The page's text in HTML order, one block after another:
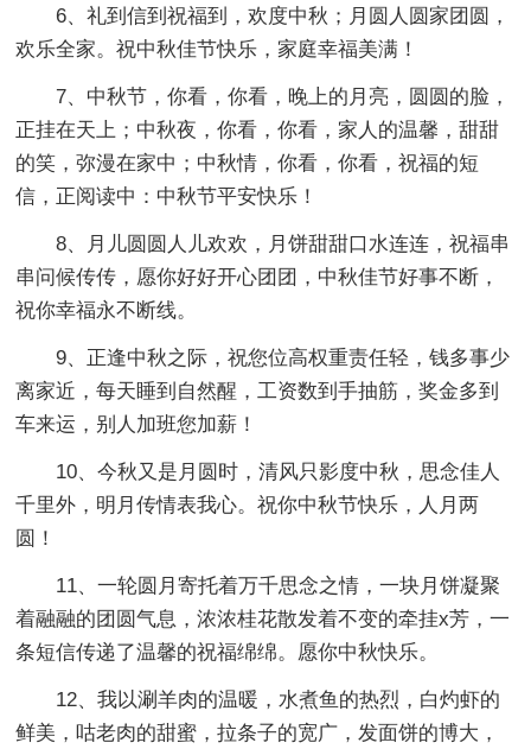
6、礼到信到祝福到，欢度中秋；月圆人圆家团圆，
欢乐全家。祝中秋佳节快乐，家庭幸福美满！
7、中秋节，你看，你看，晚上的月亮，圆圆的脸，
正挂在天上；中秋夜，你看，你看，家人的温馨，甜甜
的笑，弥漫在家中；中秋情，你看，你看，祝福的短
信，正阅读中：中秋节平安快乐！
8、月儿圆圆人儿欢欢，月饼甜甜口水连连，祝福串
串问候传传，愿你好好开心团团，中秋佳节好事不断，
祝你幸福永不断线。
9、正逢中秋之际，祝您位高权重责任轻，钱多事少
离家近，每天睡到自然醒，工资数到手抽筋，奖金多到
车来运，别人加班您加薪！
10、今秋又是月圆时，清风只影度中秋，思念佳人
千里外，明月传情表我心。祝你中秋节快乐，人月两
圆！
11、一轮圆月寄托着万千思念之情，一块月饼凝聚
着融融的团圆气息，浓浓桂花散发着不变的牵挂x芳，一
条短信传递了温馨的祝福绵绵。愿你中秋快乐。
12、我以涮羊肉的温暖，水煮鱼的热烈，白灼虾的
鲜美，咕老肉的甜蜜，拉条子的宽广，发面饼的博大，